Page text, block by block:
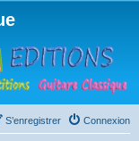
Connexion
S’enregistrer